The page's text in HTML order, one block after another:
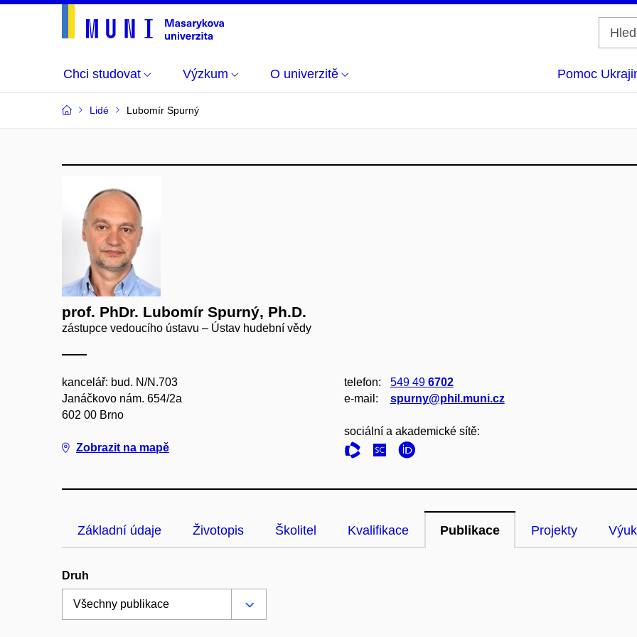
Chci studovat Výzkum O univerzitě Pomoc
Lidé Lubomír Spurný
prof. PhDr. Lubomír Spurný, Ph.D.
zástupce vedoucího ústavu – Ústav hudební vědy
kancelář: bud. N/N.703
Janáčkovo nám. 654/2a
602 00 Brno
Zobrazit na mapě
telefon: 549 49 6702
e‑mail:
spurny@phil.muni.cz
sociální a akademické sítě:
Základní údaje Životopis Školitel Kvalifikace Publikace Projekty
Druh